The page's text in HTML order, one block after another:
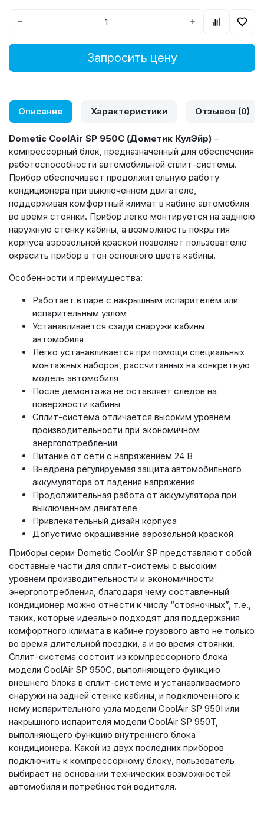
− +
Запросить цену
Описание Характеристики Отзывов (0)
Dometic CoolAir SP 950C (Дометик КулЭйр) –
компрессорный блок, предназначенный для обеспечения
работоспособности автомобильной сплит-системы.
Прибор обеспечивает продолжительную работу
кондиционера при выключенном двигателе,
поддерживая комфортный климат в кабине автомобиля
во время стоянки. Прибор легко монтируется на заднюю
наружную стенку кабины, а возможность покрытия
корпуса аэрозольной краской позволяет пользователю
окрасить прибор в тон основного цвета кабины.
Особенности и преимущества:
Работает в паре с накрышным испарителем или
испарительным узлом
Устанавливается сзади снаружи кабины
автомобиля
Легко устанавливается при помощи специальных
монтажных наборов, рассчитанных на конкретную
модель автомобиля
После демонтажа не оставляет следов на
поверхности кабины
Сплит-система отличается высоким уровнем
производительности при экономичном
энергопотреблении
Питание от сети с напряжением 24 В
Внедрена регулируемая защита автомобильного
аккумулятора от падения напряжения
Продолжительная работа от аккумулятора при
выключенном двигателе
Привлекательный дизайн корпуса
Допустимо окрашивание аэрозольной краской
Приборы серии Dometic CoolAir SP представляют собой
составные части для сплит-системы с высоким
уровнем производительности и экономичности
энергопотребления, благодаря чему составленный
кондиционер можно отнести к числу “стояночных”, т.е.,
таких, которые идеально подходят для поддержания
комфортного климата в кабине грузового авто не только
во время длительной поездки, а и во время стоянки.
Сплит-система состоит из компрессорного блока
модели CoolAir SP 950C, выполняющего функцию
внешнего блока в сплит-системе и устанавливаемого
снаружи на задней стенке кабины, и подключенного к
нему испарительного узла модели CoolAir SP 950I или
накрышного испарителя модели CoolAir SP 950T,
выполняющего функцию внутреннего блока
кондиционера. Какой из двух последних приборов
подключить к компрессорному блоку, пользователь
выбирает на основании технических возможностей
автомобиля и потребностей водителя.